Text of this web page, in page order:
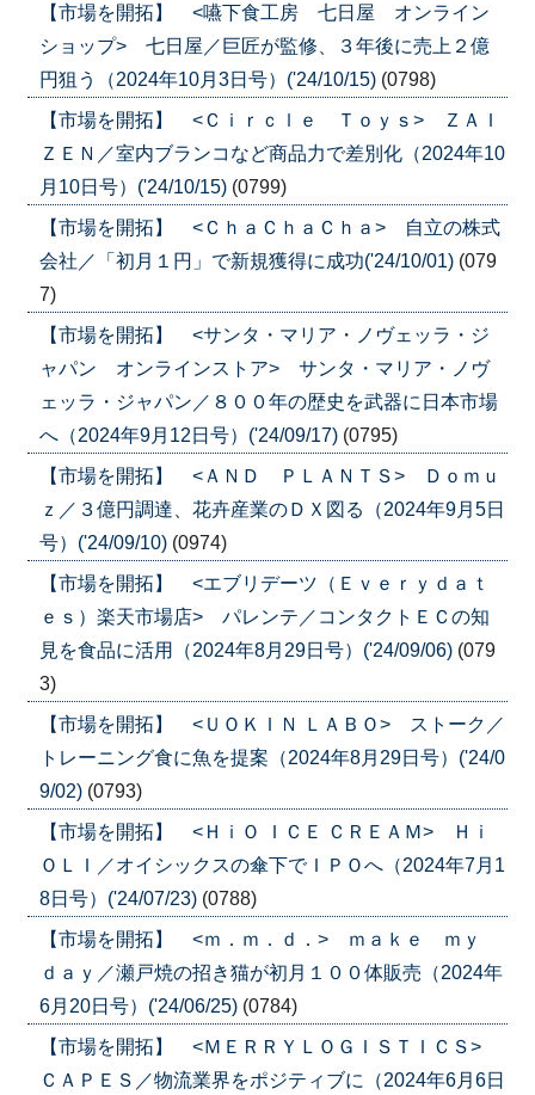
【市場を開拓】 <嚥下食工房 七日屋 オンライン
ショップ> 七日屋／巨匠が監修、３年後に売上２億
円狙う（2024年10月3日号）('24/10/15) (0798)
【市場を開拓】 <Ｃｉｒｃｌｅ Ｔｏｙｓ> ＺＡＩ
ＺＥＮ／室内ブランコなど商品力で差別化（2024年10
月10日号）('24/10/15) (0799)
【市場を開拓】 <ＣｈａＣｈａＣｈａ> 自立の株式
会社／「初月１円」で新規獲得に成功('24/10/01) (079
7)
【市場を開拓】 <サンタ・マリア・ノヴェッラ・ジ
ャパン オンラインストア> サンタ・マリア・ノヴ
ェッラ・ジャパン／８００年の歴史を武器に日本市場
へ（2024年9月12日号）('24/09/17) (0795)
【市場を開拓】 <ＡＮＤ ＰＬＡＮＴＳ> Ｄｏｍｕ
ｚ／３億円調達、花卉産業のＤＸ図る（2024年9月5日
号）('24/09/10) (0974)
【市場を開拓】 <エブリデーツ（Ｅｖｅｒｙｄａｔ
ｅｓ）楽天市場店> パレンテ／コンタクトＥＣの知
見を食品に活用（2024年8月29日号）('24/09/06) (079
3)
【市場を開拓】 <ＵＯＫＩＮ ＬＡＢＯ> ストーク／
トレーニング食に魚を提案（2024年8月29日号）('24/0
9/02) (0793)
【市場を開拓】 <ＨｉＯ ＩＣＥ ＣＲＥＡＭ> Ｈｉ
ＯＬＩ／オイシックスの傘下でＩＰＯへ（2024年7月1
8日号）('24/07/23) (0788)
【市場を開拓】 <ｍ．ｍ．ｄ．> ｍａｋｅ ｍｙ
ｄａｙ／瀬戸焼の招き猫が初月１００体販売（2024年
6月20日号）('24/06/25) (0784)
【市場を開拓】 <ＭＥＲＲＹＬＯＧＩＳＴＩＣＳ>
ＣＡＰＥＳ／物流業界をポジティブに（2024年6月6日